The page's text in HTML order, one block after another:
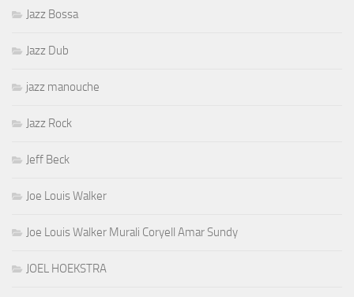
Jazz Bossa
Jazz Dub
jazz manouche
Jazz Rock
Jeff Beck
Joe Louis Walker
Joe Louis Walker Murali Coryell Amar Sundy
JOEL HOEKSTRA